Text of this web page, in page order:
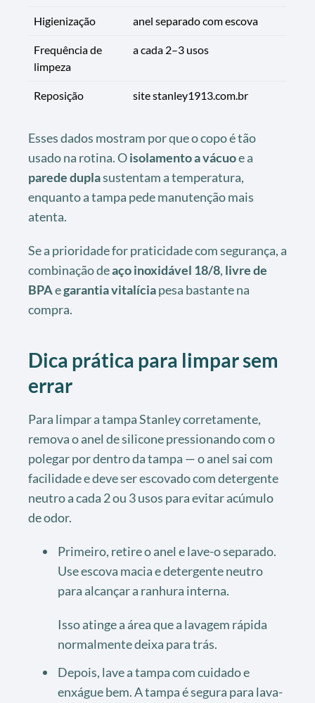
Higienização anel separado com escova
Frequência de
limpeza
a cada 2–3 usos
Reposição site stanley1913.com.br
Esses dados mostram por que o copo é tão
usado na rotina. Oisolamento a vácuoe a
parede duplasustentam a temperatura,
enquanto a tampa pede manutenção mais
atenta.
Se a prioridade for praticidade com segurança, a
combinação deaço inoxidável 18/8, livre de
BPAegarantia vitalíciapesa bastante na
compra.
Dica prática para limpar sem
errar
Para limpar a tampa Stanley corretamente,
remova o anel de silicone pressionando com o
polegar por dentro da tampa — o anel sai com
facilidade e deve ser escovado com detergente
neutro a cada 2 ou 3 usos para evitar acúmulo
de odor.
Primeiro, retire o anel e lave-o separado.
Use escova macia e detergente neutro
para alcançar a ranhura interna.
Isso atinge a área que a lavagem rápida
normalmente deixa para trás.
Depois, lave a tampa com cuidado e
enxágue bem. A tampa é segura para lava-